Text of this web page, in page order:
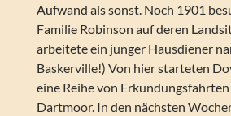
Aufwand als sonst. Noch 1901
Familie Robinson auf deren
arbeitete ein junger Hausdiener
Baskerville!) Von hier starteten
eine Reihe von
Dartmoor. In den nächsten